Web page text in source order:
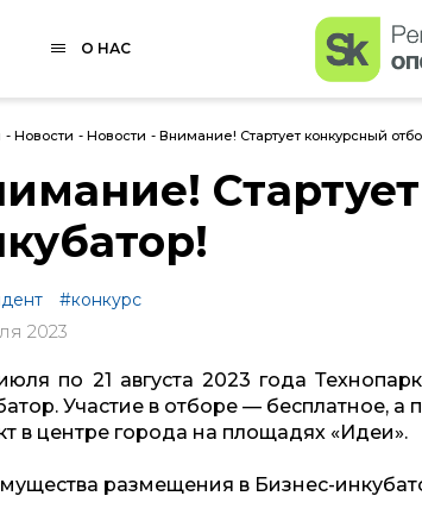
О НАС
- Новости - Новости - Внимание! Стартует конкурсный
#конкурс
2023
по 21 августа 2023 года
Участие в отборе — бесплатное, а
в центре города на площадях «Идеи».
размещения в Бизнес-